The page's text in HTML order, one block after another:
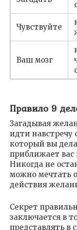
Чувствуйте
Ваш мозг
Правило 9
Загадывая
идти
который вы
приближает
Никогда не
можно мечтать
действия
Секрет
заключается в
представлять в